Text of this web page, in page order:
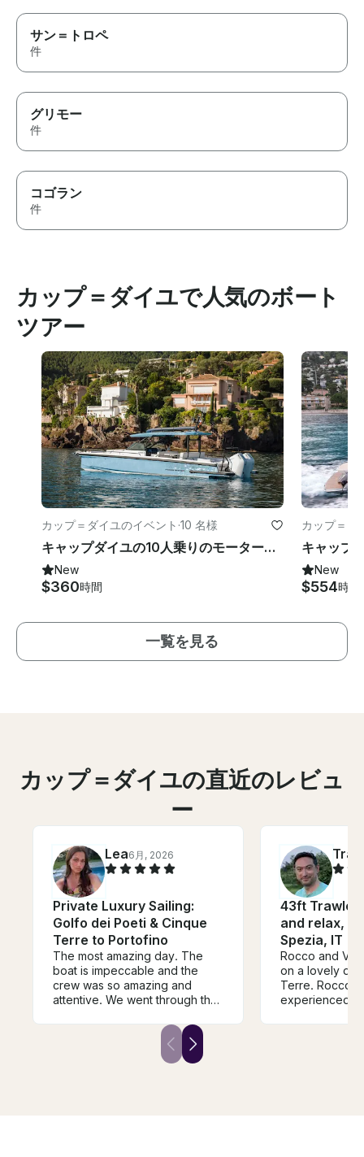
サン＝トロペ
件
グリモー
件
コゴラン
件
カップ＝ダイユで人気のボート
ツアー
カップ＝ダイユのイベント ·10 名様
キャップダイユの10人乗りのモーターヨットAxopar 37
New
$360時間
カップ＝ダ
New
$554時間
一覧を見る
カップ＝ダイユの直近のレビュ
ー
Lea6月, 2026
Private Luxury Sailing:
Golfo dei Poeti & Cinque
Terre to Portofino
The most amazing day. The
boat is impeccable and the
crew was so amazing and
attentive. We went through the
stops to swim. They cooked a
phenomenal meal, were
prepared for everything, and
43ft Trawler
and relax,
Spezia, IT
Rocco and
on a lovely
Terre. Rocco is an
experienced